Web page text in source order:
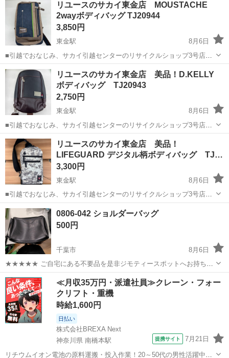
リユースのサカイ東金店 MOUSTACHE
2wayボディバッグ TJ20944
3,850円
東金駅
8月6日
■引越でおなじみ、サカイ引越センターのリサイクルショップ3号店が
オープン致しました。 リユースのサカイ東金店です！ ★住所：千葉県
東金市南上宿11-8 JR東金駅から徒歩15分です！ ただいまオープンキ
ャンペーン...
千葉 東金市 バッグ ボディバッグ
リユースのサカイ東金店 美品！D.KELLY
ボディバッグ TJ20943
2,750円
東金駅
8月6日
■引越でおなじみ、サカイ引越センターのリサイクルショップ3号店が
オープン致しました。 リユースのサカイ東金店です！ ★住所：千葉県
東金市南上宿11-8 JR東金駅から徒歩15分です！ ただいまオープンキ
ャンペーン...
千葉 東金市 バッグ ボディバッグ
リユースのサカイ東金店 美品！
LIFEGUARD デジタル柄ボディバッグ TJ…
3,300円
東金駅
8月6日
■引越でおなじみ、サカイ引越センターのリサイクルショップ3号店が
オープン致しました。 リユースのサカイ東金店です！ ★住所：千葉県
東金市南上宿11-8 JR東金駅から徒歩15分です！ ただいまオープンキ
ャンペーン...
千葉 東金市 ボディバッグ
0806-042 ショルダーバッグ
500円
千葉市
8月6日
★★★★★ ご自宅にある不要品を是非ジモティースポットへお持ち込
みしませんか？ 家電、趣味・スポーツ・レジャー用品、こども用品、
衣料服飾品、生活雑貨、家具、本、CD・DVDなどが無料でまとめて持
ち込めます！ ※詳細はこ...
千葉 千葉市 バッグ 現地
≪月収35万円・派遣社員≫クレーン・フォー
クリフト・重機
時給1,600円
日払い
株式会社BREXA Next
神奈川県 南橋本駅
提携サイト 7月21日
リチウムイオン電池の原料運搬・投入作業！20～50代の男性活躍中★